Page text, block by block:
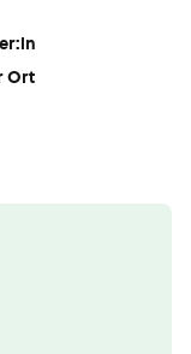
Ort